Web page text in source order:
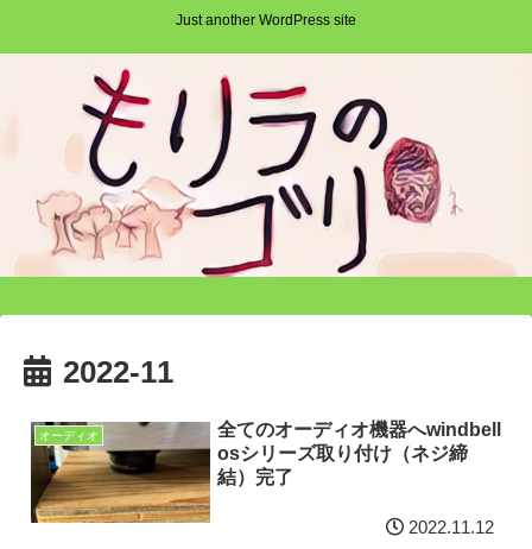
Just another WordPress site
2022-11
オーディオ
全てのオーディオ機器へwindbell
osシリーズ取り付け（ネジ締
結）完了
2022.11.12